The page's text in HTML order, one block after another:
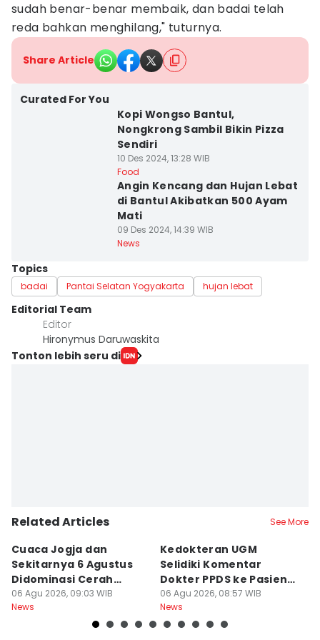
sudah benar-benar membaik, dan badai telah
reda bahkan menghilang," tuturnya.
Share Article
Curated For You
Kopi Wongso Bantul,
Nongkrong Sambil Bikin Pizza
Sendiri
10 Des 2024, 13:28 WIB
Food
Angin Kencang dan Hujan Lebat
di Bantul Akibatkan 500 Ayam
Mati
09 Des 2024, 14:39 WIB
News
Topics
badai Pantai Selatan Yogyakarta hujan lebat
Editorial Team
Editor
Hironymus Daruwaskita
Tonton lebih seru di
Related Articles See More
Cuaca Jogja dan
Sekitarnya 6 Agustus
Didominasi Cerah
Berawan
06 Agu 2026, 09:03 WIB
News
Kedokteran UGM
Selidiki Komentar
Dokter PPDS ke Pasien
BPJS di Medsos
06 Agu 2026, 08:57 WIB
News